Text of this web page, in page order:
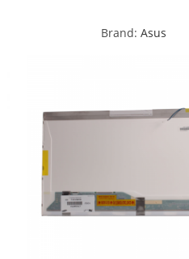
Brand: Asus